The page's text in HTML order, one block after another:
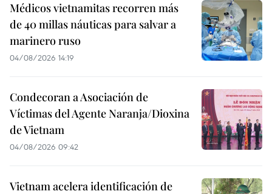
Médicos vietnamitas recorren más
de 40 millas náuticas para salvar a
marinero ruso
04/08/2026 14:19
Condecoran a Asociación de
Víctimas del Agente Naranja/Dioxina
de Vietnam
04/08/2026 09:42
Vietnam acelera identificación de